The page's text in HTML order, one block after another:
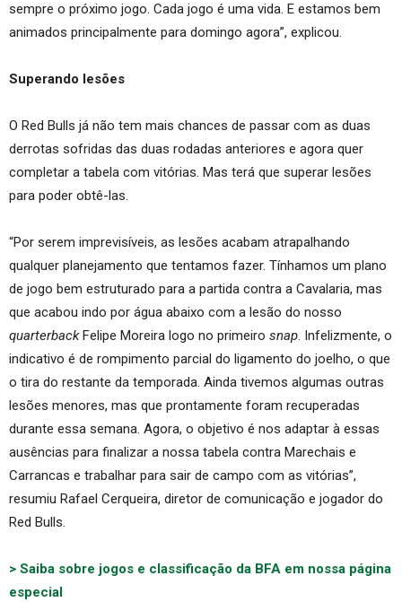
sempre o próximo jogo. Cada jogo é uma vida. E estamos bem
animados principalmente para domingo agora”, explicou.
Superando lesões
O Red Bulls já não tem mais chances de passar com as duas
derrotas sofridas das duas rodadas anteriores e agora quer
completar a tabela com vitórias. Mas terá que superar lesões
para poder obtê-las.
“Por serem imprevisíveis, as lesões acabam atrapalhando
qualquer planejamento que tentamos fazer. Tínhamos um plano
de jogo bem estruturado para a partida contra a Cavalaria, mas
que acabou indo por água abaixo com a lesão do nosso
quarterbackFelipe Moreira logo no primeiro snap. Infelizmente, o
indicativo é de rompimento parcial do ligamento do joelho, o que
o tira do restante da temporada. Ainda tivemos algumas outras
lesões menores, mas que prontamente foram recuperadas
durante essa semana. Agora, o objetivo é nos adaptar à essas
ausências para finalizar a nossa tabela contra Marechais e
Carrancas e trabalhar para sair de campo com as vitórias”,
resumiu Rafael Cerqueira, diretor de comunicação e jogador do
Red Bulls.
> Saiba sobre jogos e classificação da BFA em nossa página
especial